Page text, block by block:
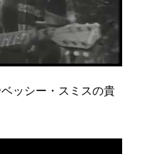
ッシー・スミスの貴